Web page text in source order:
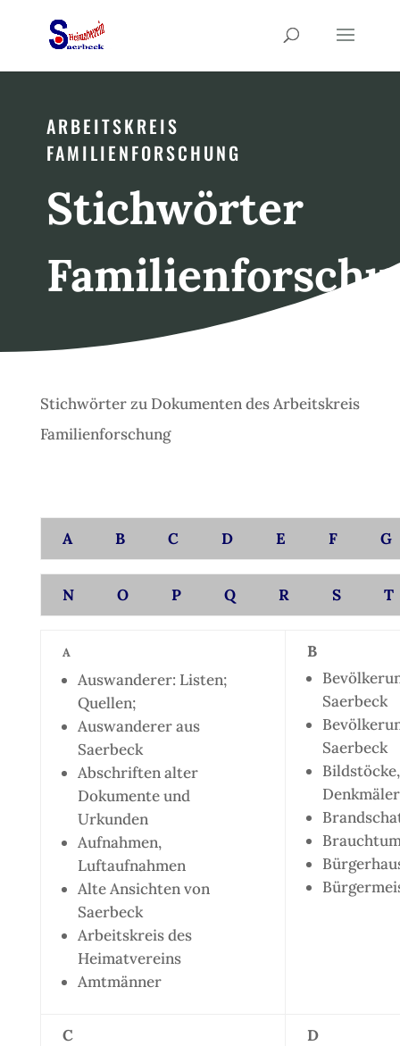
ARBEITSKREIS
FAMILIENFORSCHUNG
Stichwörter
Stichwörter zu Dokumenten des Arbeitskreis
Familienforschung
A B C D E F G
N O P Q R S T
A
Auswanderer: Listen;
Quellen;
Auswanderer aus
Saerbeck
Abschriften alter
Dokumente und
Urkunden
Aufnahmen,
Luftaufnahmen
Alte Ansichten von
Saerbeck
Arbeitskreis des
Heimatvereins
Amtmänner
B
Saerbeck
Saerbeck
C
D